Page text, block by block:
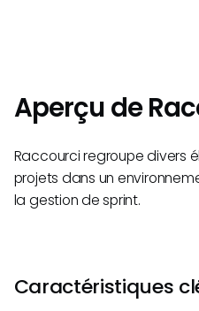
Aperçu de
Raccourci regroupe divers
projets dans un
la gestion de sprint.
Caractéristiques